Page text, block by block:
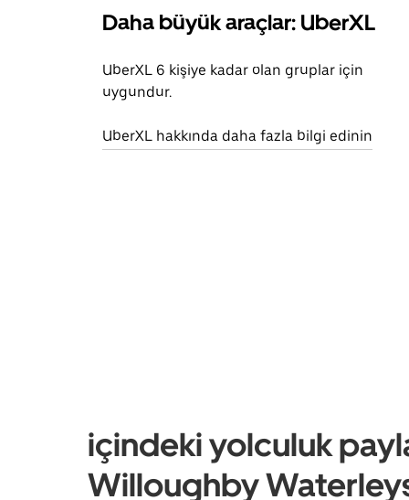
Daha büyük araçlar: UberXL
UberXL 6 kişiye kadar olan gruplar için
uygundur.
UberXL hakkında daha fazla bilgi edinin
içindeki yolculuk
Willoughby